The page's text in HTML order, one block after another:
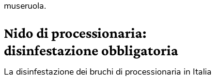
museruola.
Nido di processionaria:
disinfestazione obbligatoria
La disinfestazione dei bruchi di processionaria in Italia